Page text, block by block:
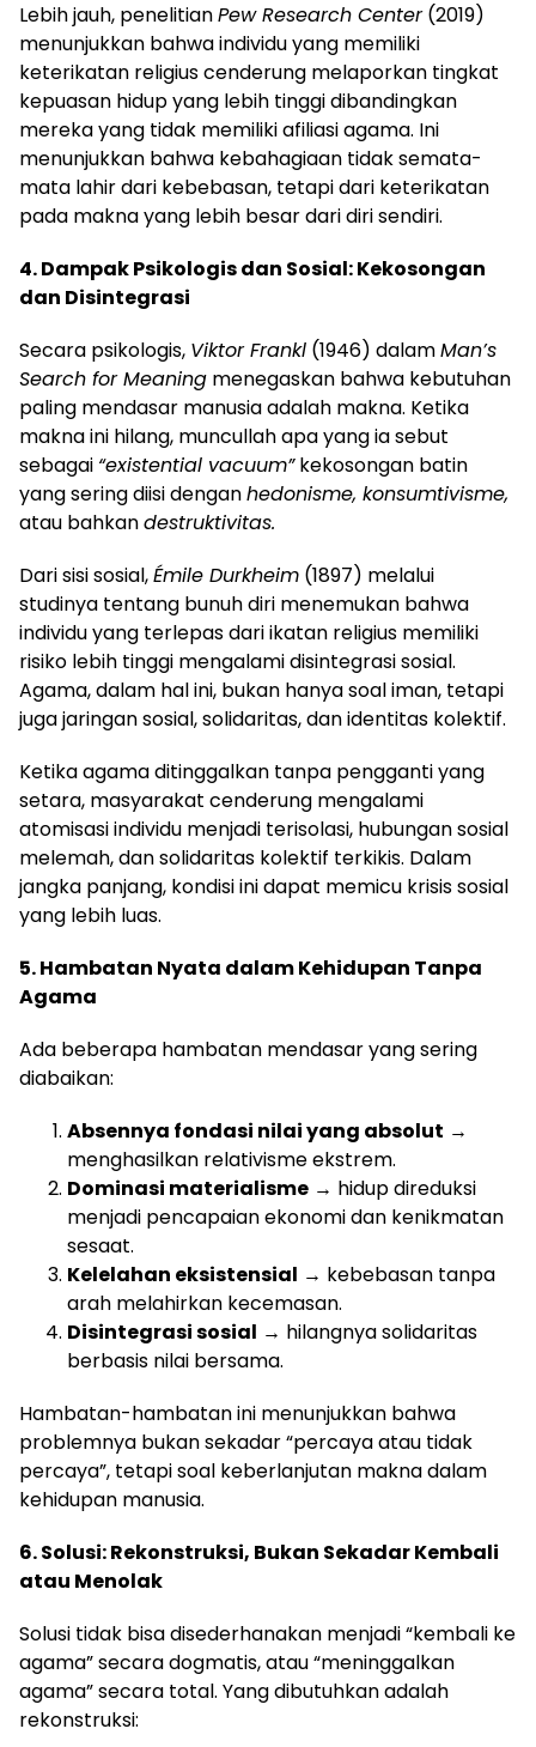
Lebih jauh, penelitianPew Research Center(2019)
menunjukkan bahwa individu yang memiliki
keterikatan religius cenderung melaporkan tingkat
kepuasan hidup yang lebih tinggi dibandingkan
mereka yang tidak memiliki afiliasi agama. Ini
menunjukkan bahwa kebahagiaan tidak semata-
mata lahir dari kebebasan, tetapi dari keterikatan
pada makna yang lebih besar dari diri sendiri.
4. Dampak Psikologis dan Sosial: Kekosongan
dan Disintegrasi
Secara psikologis, Viktor Frankl (1946) dalamMan’s
Search for Meaning menegaskan bahwa kebutuhan
paling mendasar manusia adalah makna. Ketika
makna ini hilang, muncullah apa yang ia sebut
sebagai “existential vacuum”kekosongan batin
yang sering diisi denganhedonisme, konsumtivisme,
atau bahkandestruktivitas.
Dari sisi sosial,Émile Durkheim (1897) melalui
studinya tentang bunuh diri menemukan bahwa
individu yang terlepas dari ikatan religius memiliki
risiko lebih tinggi mengalami disintegrasi sosial.
Agama, dalam hal ini, bukan hanya soal iman, tetapi
juga jaringan sosial, solidaritas, dan identitas kolektif.
Ketika agama ditinggalkan tanpa pengganti yang
setara, masyarakat cenderung mengalami
atomisasi individu menjadi terisolasi, hubungan sosial
melemah, dan solidaritas kolektif terkikis. Dalam
jangka panjang, kondisi ini dapat memicu krisis sosial
yang lebih luas.
5. Hambatan Nyata dalam Kehidupan Tanpa
Agama
Ada beberapa hambatan mendasar yang sering
diabaikan:
Absennya fondasi nilai yang absolut →
menghasilkan relativisme ekstrem.
Dominasi materialisme → hidup direduksi
menjadi pencapaian ekonomi dan kenikmatan
sesaat.
Kelelahan eksistensial → kebebasan tanpa
arah melahirkan kecemasan.
Disintegrasi sosial → hilangnya solidaritas
berbasis nilai bersama.
Hambatan-hambatan ini menunjukkan bahwa
problemnya bukan sekadar “percaya atau tidak
percaya”, tetapi soal keberlanjutan makna dalam
kehidupan manusia.
6. Solusi: Rekonstruksi, Bukan Sekadar Kembali
atau Menolak
Solusi tidak bisa disederhanakan menjadi “kembali ke
agama” secara dogmatis, atau “meninggalkan
agama” secara total. Yang dibutuhkan adalah
rekonstruksi: